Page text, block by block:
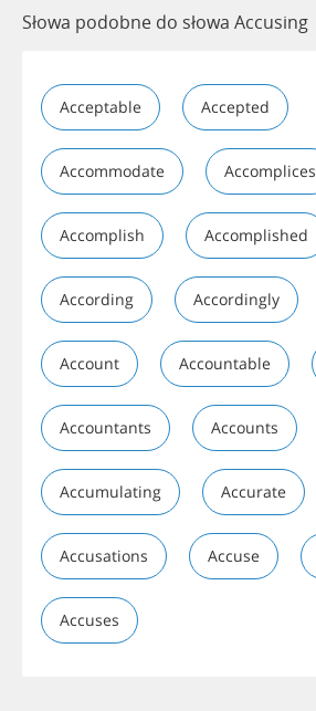
Słowa podobne do słowa Accusing
Acceptable Accepted
Accommodate Accomplices
Accomplish Accomplished
According Accordingly
Account Accountable
Accountants Accounts
Accumulating Accurate
Accusations Accuse
Accuses